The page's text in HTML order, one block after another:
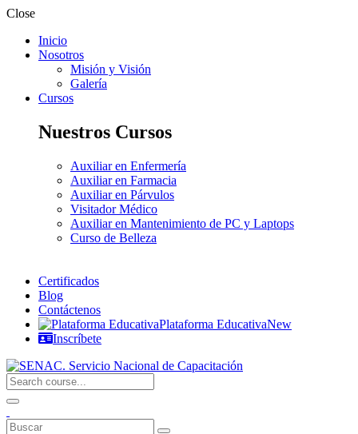
Close
Inicio
Nosotros
Misión y Visión
Galería
Cursos
Nuestros Cursos
Auxiliar en Enfermería
Auxiliar en Farmacia
Auxiliar en Párvulos
Visitador Médico
Auxiliar en Mantenimiento de PC y Laptops
Curso de Belleza
Certificados
Blog
Contáctenos
Plataforma EducativaNew
Inscríbete